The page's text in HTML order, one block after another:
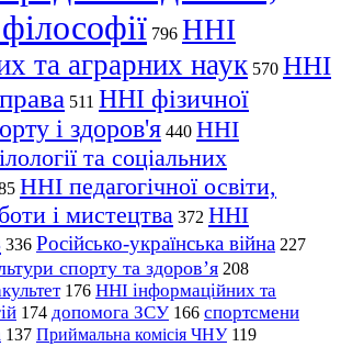
філософії 796 ННІ
та аграрних наук 570 ННІ
511 ННІ фізичної
і здоров'я 440 ННІ
та соціальних
ННІ педагогічної освіти,
і мистецтва 372 ННІ
336 Російсько-українська війна 227
спорту та здоров’я 208
176 ННІ інформаційних та
174 допомога ЗСУ 166 спортсмени
137 Приймальна комісія ЧНУ 119